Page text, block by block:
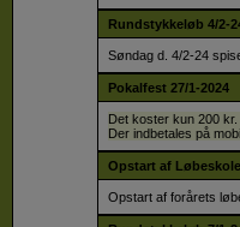
Rundstykkeløb 4/2-
Søndag d. 4/2-24
Pokalfest 27/1-2024
Det koster kun 200 kr.
Der indbetales på
Opstart af
Opstart af forårets